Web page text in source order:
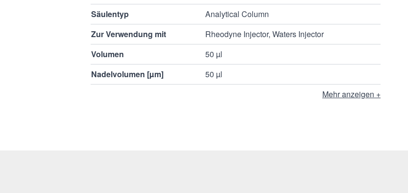
Säulentyp
Analytical Column
Zur Verwendung mit
Rheodyne Injector, Waters Injector
Volumen
50 µl
Nadelvolumen [µm]
50 µl
Mehr anzeigen +